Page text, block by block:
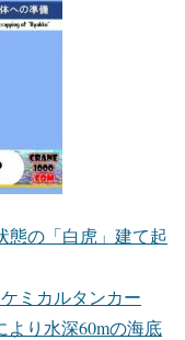
態の「白虎」建て起
ミカルタンカー
より水深60mの海底